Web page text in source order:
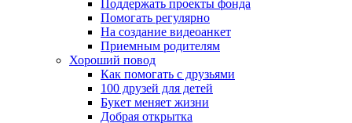
Поддержать проекты фонда
Помогать регулярно
На создание видеоанкет
Приемным родителям
Хороший повод
Как помогать с друзьями
100 друзей для детей
Букет меняет жизни
Добрая открытка